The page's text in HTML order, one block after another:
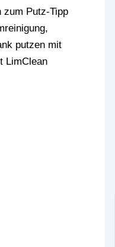
zum Putz-Tipp
putzen mit
LimClean